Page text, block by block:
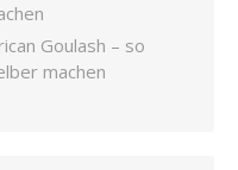
Goulash – so
machen